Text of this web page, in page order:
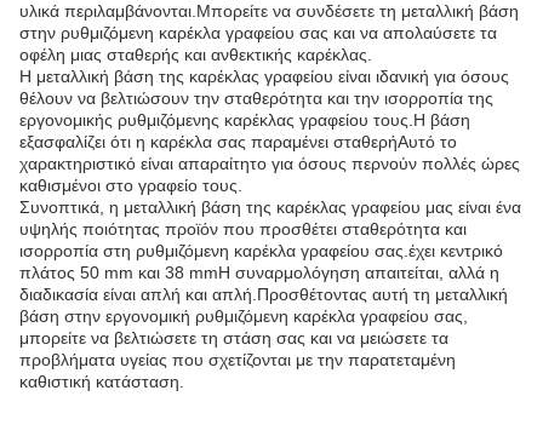
υλικά περιλαμβάνονται.Μπορείτε να συνδέσετε τη μεταλλική βάση
στην ρυθμιζόμενη καρέκλα γραφείου σας και να απολαύσετε τα
οφέλη μιας σταθερής και ανθεκτικής καρέκλας.
Η μεταλλική βάση της καρέκλας γραφείου είναι ιδανική για όσους
θέλουν να βελτιώσουν την σταθερότητα και την ισορροπία της
εργονομικής ρυθμιζόμενης καρέκλας γραφείου τους.Η βάση
εξασφαλίζει ότι η καρέκλα σας παραμένει σταθερήΑυτό το
χαρακτηριστικό είναι απαραίτητο για όσους περνούν πολλές ώρες
καθισμένοι στο γραφείο τους.
Συνοπτικά, η μεταλλική βάση της καρέκλας γραφείου μας είναι ένα
υψηλής ποιότητας προϊόν που προσθέτει σταθερότητα και
ισορροπία στη ρυθμιζόμενη καρέκλα γραφείου σας.έχει κεντρικό
πλάτος 50 mm και 38 mmΗ συναρμολόγηση απαιτείται, αλλά η
διαδικασία είναι απλή και απλή.Προσθέτοντας αυτή τη μεταλλική
βάση στην εργονομική ρυθμιζόμενη καρέκλα γραφείου σας,
μπορείτε να βελτιώσετε τη στάση σας και να μειώσετε τα
προβλήματα υγείας που σχετίζονται με την παρατεταμένη
καθιστική κατάσταση.